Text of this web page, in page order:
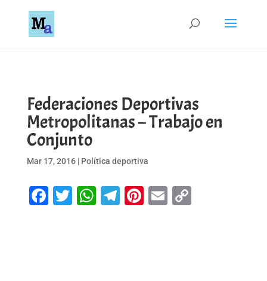
Federaciones Deportivas
Metropolitanas – Trabajo en
Conjunto
Mar 17, 2016| Política deportiva
Facebook
Twitter
WhatsApp
Telegram
Pinterest
EmailCopy